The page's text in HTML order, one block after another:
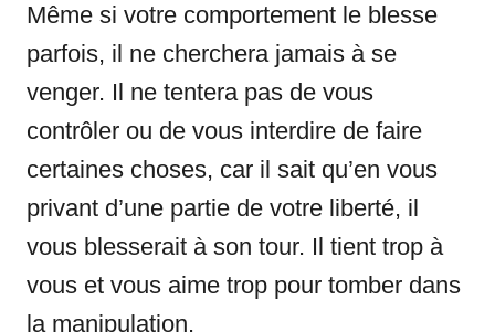
Même si votre comportement le blesse
parfois, il ne cherchera jamais à se
venger. Il ne tentera pas de vous
contrôler ou de vous interdire de faire
certaines choses, car il sait qu’en vous
privant d’une partie de votre liberté, il
vous blesserait à son tour. Il tient trop à
vous et vous aime trop pour tomber dans
la manipulation.